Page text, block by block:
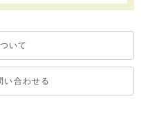
いて
い合わせる